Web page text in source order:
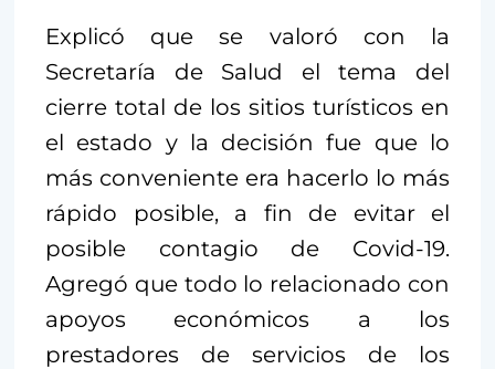
Explicó que se valoró con la
Secretaría de Salud el tema del
cierre total de los sitios turísticos en
el estado y la decisión fue que lo
más conveniente era hacerlo lo más
rápido posible, a fin de evitar el
posible contagio de Covid-19.
Agregó que todo lo relacionado con
apoyos económicos a los
prestadores de servicios de los